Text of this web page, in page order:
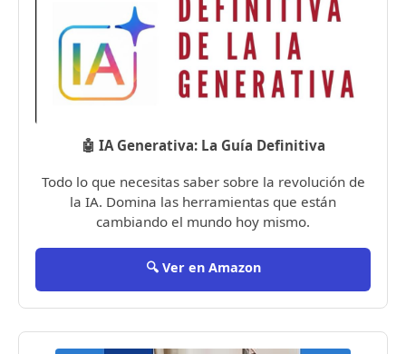
🤖 IA Generativa: La Guía Definitiva
Todo lo que necesitas saber sobre la revolución de
la IA. Domina las herramientas que están
cambiando el mundo hoy mismo.
🔍 Ver en Amazon